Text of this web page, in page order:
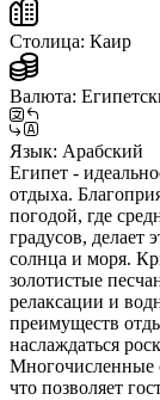
Столица: Каир
Валюта:
Язык: Арабский
Египет -
отдыха.
погодой, где
градусов, делает
солнца и моря.
золотистые
релаксации и
преимуществ
наслаждаться
Многочисленные
что позволяет